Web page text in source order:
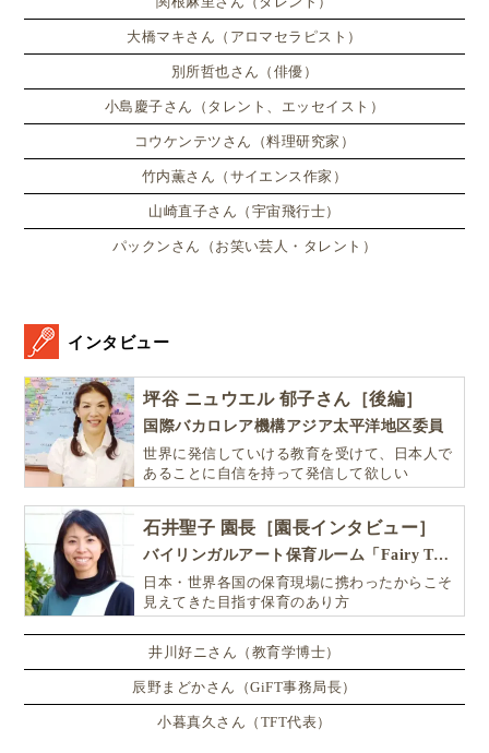
大橋マキさん（アロマセラピスト）
別所哲也さん（俳優）
小島慶子さん（タレント、エッセイスト）
コウケンテツさん（料理研究家）
竹内薫さん（サイエンス作家）
山崎直子さん（宇宙飛行士）
パックンさん（お笑い芸人・タレント）
インタビュー
坪谷 ニュウエル 郁子さん［後編］
国際バカロレア機構アジア太平洋地区委員
世界に発信していける教育を受けて、日本人で
あることに自信を持って発信して欲しい
石井聖子 園長［園長インタビュー］
バイリンガルアート保育ルーム「Fairy Tale（フェアリーテイル）」
日本・世界各国の保育現場に携わったからこそ
見えてきた目指す保育のあり方
井川好ニさん（教育学博士）
辰野まどかさん（GiFT事務局長）
小暮真久さん（TFT代表）